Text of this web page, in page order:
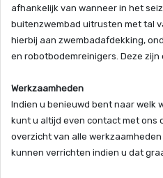
afhankelijk van wanneer in het
buitenzwembad uitrusten met tal
hierbij aan zwembadafdekking,
en robotbodemreinigers. Deze zijn
Werkzaamheden
Indien u benieuwd bent naar welk
kunt u altijd even contact met ons
overzicht van alle
kunnen verrichten indien u dat